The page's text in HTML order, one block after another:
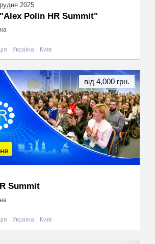
2025
Polin HR Summit"
Україна Київ
Summit
Україна Київ
від 4,000 грн.